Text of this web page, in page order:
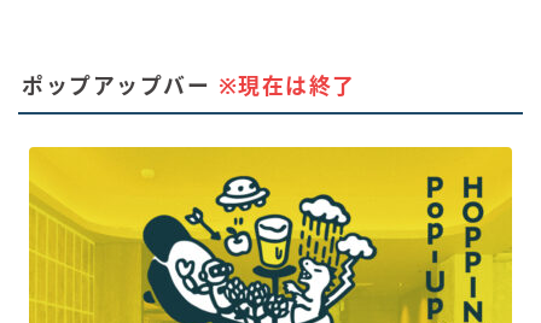
ポップアップバー ※現在は終了